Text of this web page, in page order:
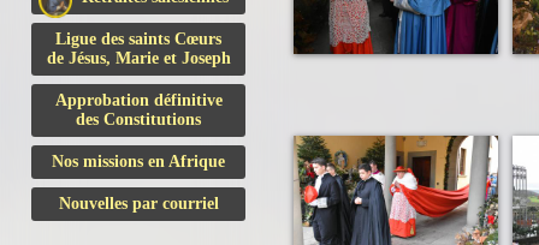
Ligue des saints Cœurs
de Jésus, Marie et Joseph
Approbation définitive
des Constitutions
Nos missions en Afrique
Nouvelles par courriel